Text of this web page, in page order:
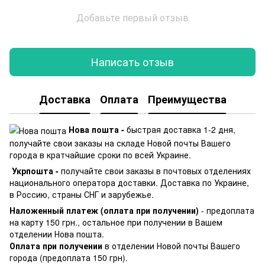
Добавьте первый отзыв
Написать отзыв
Доставка Оплата Преимущества
Нова пошта - быстрая доставка 1-2 дня,
получайте свои заказы на складе Новой почты Вашего
города в кратчайшие сроки по всей Украине.
Укрпошта - получайте свои заказы в почтовых отделениях
национального оператора доставки. Доставка по Украине,
в Россию, страны СНГ и зарубежье.
Наложенный платеж (оплата при получении) - предоплата
на карту 150 грн., остальное при получении в Вашем
отделении Нова пошта.
Оплата при получении в отделении Новой почты Вашего
города (предоплата 150 грн).